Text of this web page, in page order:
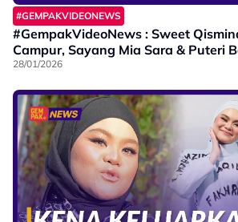
#GEMPAKVIDEONEWS
#GempakVideoNews : Sweet
Campur, Sayang Mia Sara & Puteri
28/01/2026